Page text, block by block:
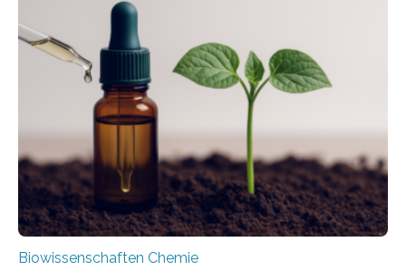
Region Kachin in Myanmar und hat sich in
ausgezeichnetem Zustand erhalten. Es konnte als neue
Art einer neuen Gattung beschrieben werden und trägt
nun den Namen Cretosabethes primaevus. Dieser erste
fossile Nachweis einer Stechmückenlarve in Bernstein
stellt gleichzeitig den ersten Fossilfund einer
Mückenlarve aus dem Mesozoikum dar, denn…
Biowissenschaften Chemie